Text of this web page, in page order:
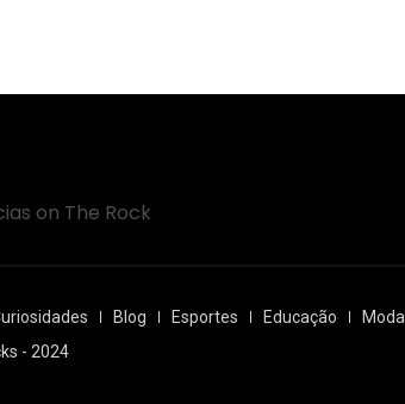
Blog Esportes Educação Moda
- 2024